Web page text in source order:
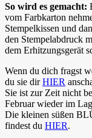
So wird es gemacht:
vom Farbkarton
Stempelkissen und
den Stempelabdruck
dem Erhitzungsgerät
Wenn du dich fragst
du sie dirHIER
Sie ist zur Zeit nicht
Februar wieder im
Die kleinen süßen
findest du HIER.